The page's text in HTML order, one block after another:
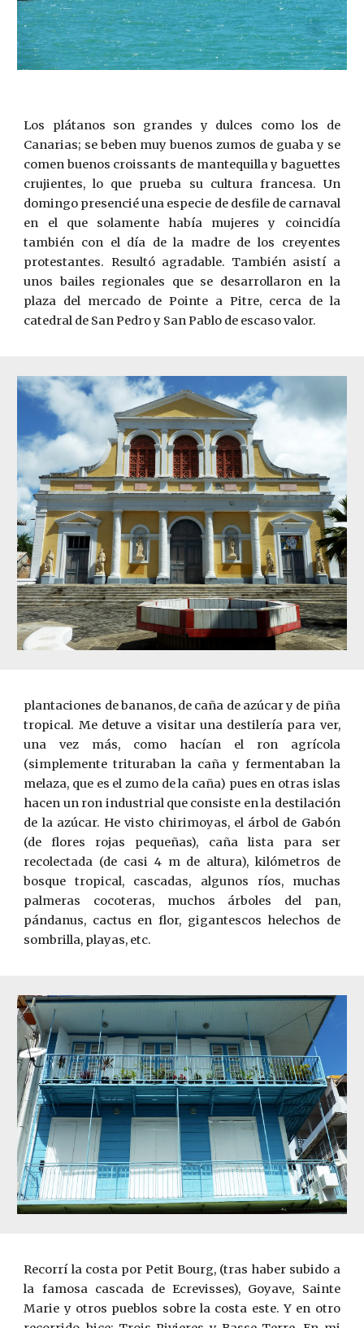
Los plátanos son grandes y dulces como los de
Canarias; se beben muy buenos zumos de guaba y se
comen buenos croissants de mantequilla y baguettes
crujientes, lo que prueba su cultura francesa. Un
domingo presencié una especie de desfile de carnaval
en el que solamente había mujeres y coincidía
también con el día de la madre de los creyentes
protestantes. Resultó agradable. También asistí a
unos bailes regionales que se desarrollaron en la
plaza del mercado de Pointe a Pitre, cerca de la
catedral de San Pedro y San Pablo de escaso valor.
plantaciones de bananos, de caña de azúcar y de piña
tropical. Me detuve a visitar una destilería para ver,
una vez más, como hacían el ron agrícola
(simplemente trituraban la caña y fermentaban la
melaza, que es el zumo de la caña) pues en otras islas
hacen un ron industrial que consiste en la destilación
de la azúcar. He visto chirimoyas, el árbol de Gabón
(de flores rojas pequeñas), caña lista para ser
recolectada (de casi 4 m de altura), kilómetros de
bosque tropical, cascadas, algunos ríos, muchas
palmeras cocoteras, muchos árboles del pan,
pándanus, cactus en flor, gigantescos helechos de
sombrilla, playas, etc.
Recorrí la costa por Petit Bourg, (tras haber subido a
la famosa cascada de Ecrevisses), Goyave, Sainte
Marie y otros pueblos sobre la costa este. Y en otro